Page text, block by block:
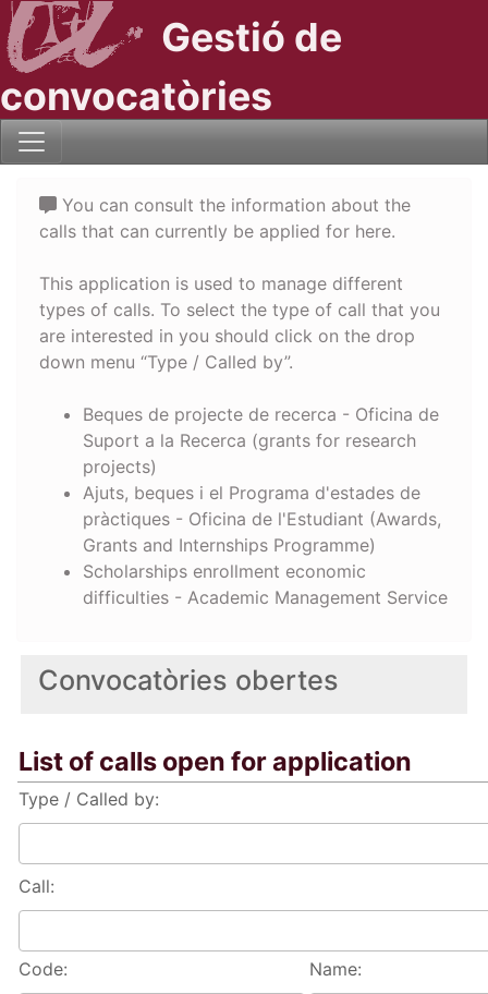
Gestió de
convocatòries
Convocatòries obertes
List of calls open for application
Type / Called by:
Call:
Code: Name:
You can consult the information about the
calls that can currently be applied for here.
This application is used to manage different
types of calls. To select the type of call that you
are interested in you should click on the drop
down menu “Type / Called by”.
Beques de projecte de recerca - Oficina de
Suport a la Recerca (grants for research
projects)
Ajuts, beques i el Programa d'estades de
pràctiques - Oficina de l'Estudiant (Awards,
Grants and Internships Programme)
Scholarships enrollment economic
difficulties - Academic Management Service